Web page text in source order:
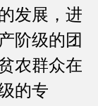
发展，进
阶级的团
农群众在
的专